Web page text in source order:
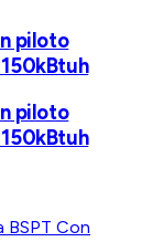
piloto
piloto